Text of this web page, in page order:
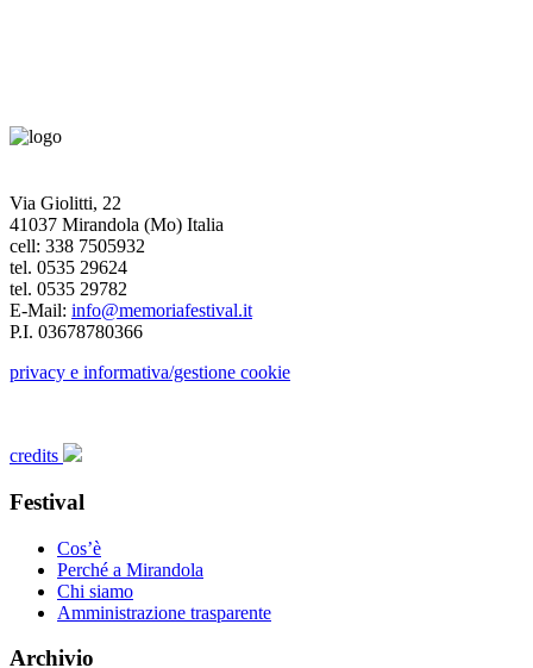
Via Giolitti, 22
41037 Mirandola (Mo) Italia
cell: 338 7505932
tel. 0535 29624
tel. 0535 29782
E-Mail: info@memoriafestival.it
P.I. 03678780366
privacy e informativa/gestione cookie
credits
Festival
Cos’è
Perché a Mirandola
Chi siamo
Amministrazione trasparente
Archivio